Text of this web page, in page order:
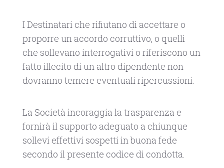
I Destinatari che rifiutano di accettare o
proporre un accordo corruttivo, o quelli
che sollevano interrogativi o riferiscono un
fatto illecito di un altro dipendente non
dovranno temere eventuali ripercussioni.
La Società incoraggia la trasparenza e
fornirà il supporto adeguato a chiunque
sollevi effettivi sospetti in buona fede
secondo il presente codice di condotta.